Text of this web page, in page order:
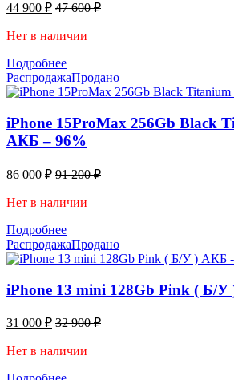
44 900 ₽ 47 600₽
Нет в наличии
Подробнее
РаспродажаПродано
iPhone 15ProMax 256Gb Black
АКБ – 96%
86 000 ₽ 91 200₽
Нет в наличии
Подробнее
РаспродажаПродано
iPhone 13 mini 128Gb Pink ( Б/
31 000 ₽ 32 900₽
Нет в наличии